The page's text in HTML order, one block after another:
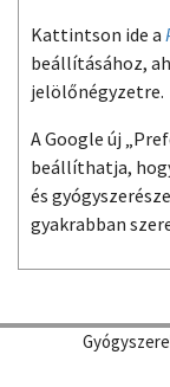
Kattintson ide a
beállításához,
jelölőnégyzetre.
A Google új
beállíthatja,
és
gyakrabban